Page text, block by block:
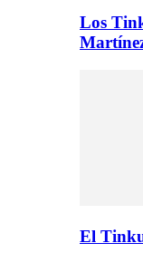
Los
El